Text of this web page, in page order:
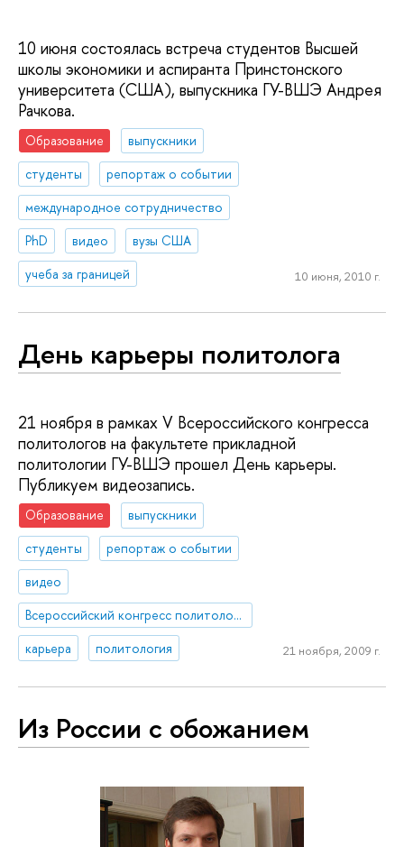
10 июня состоялась встреча студентов Высшей
школы экономики и аспиранта Принстонского
университета (США), выпускника ГУ-ВШЭ Андрея
Рачкова.
Образование
выпускники
студенты
репортаж о событии
международное сотрудничество
PhD
видео
вузы США
учеба за границей
10 июня, 2010 г.
День карьеры политолога
21 ноября в рамках V Всероссийского конгресса
политологов на факультете прикладной
политологии ГУ-ВШЭ прошел День карьеры.
Публикуем видеозапись.
Образование
выпускники
студенты
репортаж о событии
видео
Всероссийский конгресс политологов
карьера
политология 21 ноября, 2009 г.
Из России с обожанием